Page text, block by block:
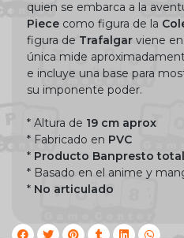
quien se embarca a la
Piece como figura de la
figura de Trafalgar viene
única mide
e incluye una base para
su imponente poder.
* Altura de 19 cm aprox
* Fabricado en PVC
* Producto Banpresto
* Basado en el anime y
* No articulado